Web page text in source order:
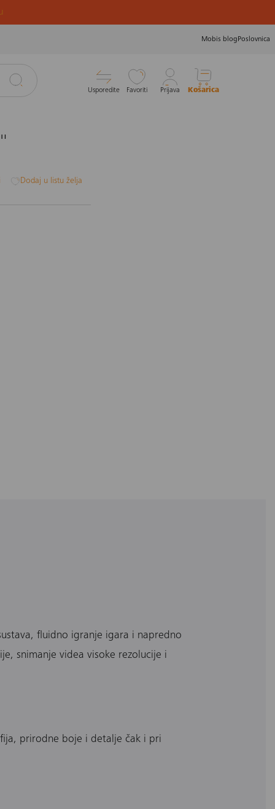
Mobis blog Poslovnica
Usporedite Favoriti Prijava Košarica
Dodaj u listu želja
fluidno igranje igara i napredno
snimanje videa visoke rezolucije i
prirodne boje i detalje čak i pri